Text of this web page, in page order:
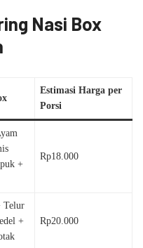
Nasi Box
Estimasi Harga per
Porsi
+
Rp18.000
Telur
+
Rp20.000